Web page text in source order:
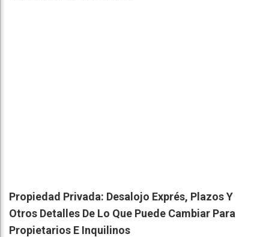
Propiedad Privada: Desalojo Exprés, Plazos Y
Otros Detalles De Lo Que Puede Cambiar Para
Propietarios E Inquilinos